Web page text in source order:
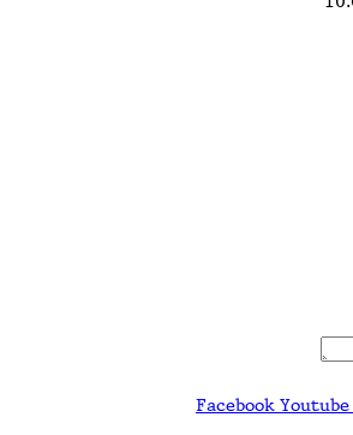
Facebook Youtube